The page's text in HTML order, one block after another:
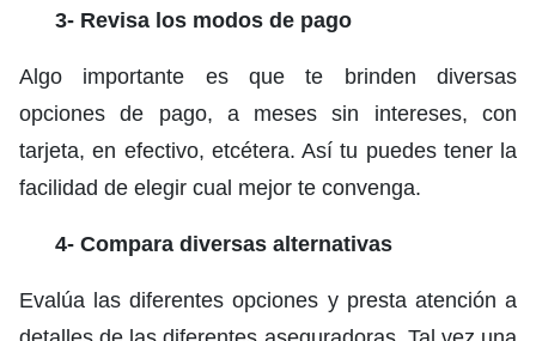
3- Revisa los modos de pago
Algo importante es que te brinden diversas
opciones de pago, a meses sin intereses, con
tarjeta, en efectivo, etcétera. Así tu puedes tener la
facilidad de elegir cual mejor te convenga.
4- Compara diversas alternativas
Evalúa las diferentes opciones y presta atención a